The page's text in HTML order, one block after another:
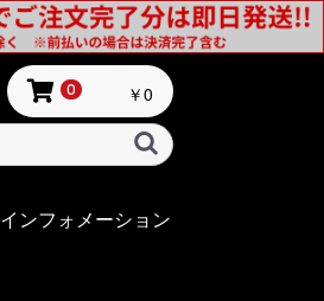
0 ￥0
インフォメーション